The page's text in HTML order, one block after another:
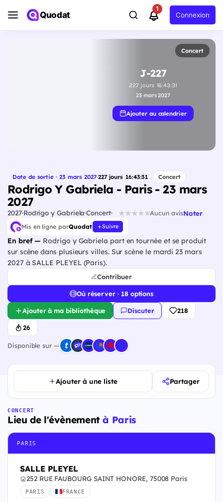
Quodat
1
Connexion
Concert
J-227
227jours 16:43:30
23 mars 2027
Ajouter au calendrier
Date de sortie · 23 mars 2027·227 jours 16:43:30 Concert
Rodrigo Y Gabriela - Paris - 23 mars
2027
2027Rodrigo y GabrielaConcert Aucun avisNoter
Mis en ligne parQuodat Suivre
En bref — Rodrigo y Gabriela part en tournée et se produit
sur scène dans plusieurs villes. Sur scène le mardi 23 mars
2027 à SALLE PLEYEL (Paris).
Contribuer
Où réserver · 18 options
Ajouter à ma bibliothèque Discuter 218
26
Disponible sur —
Ajouter à une liste Partager
CONCERT
Lieu de l'évènementà Paris
PARIS
SALLE PLEYEL
252 RUE FAUBOURG SAINT HONORE, 75008 Paris
PARIS FRANCE